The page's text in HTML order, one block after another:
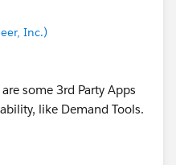
Inc.)
some 3rd Party Apps
like Demand Tools.